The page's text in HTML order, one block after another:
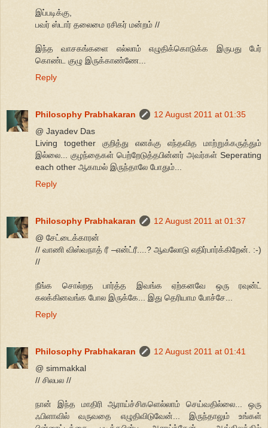
இப்படிக்கு,
பவர் ஸ்டார் தலைமை ரசிகர் மன்றம் //
இந்த வாசகங்களை எல்லாம் எழுதிக்கொடுக்க இருபது பேர்
கொண்ட குழு இருக்காண்ணே...
Reply
Philosophy Prabhakaran
12 August 2011 at 01:35
@ Jayadev Das
Living together குறித்து எனக்கு எந்தவித மாற்றுக்கருத்தும்
இல்லை... குழந்தைகள் பெற்றேடுத்தபின்னர் அவர்கள் Seperating
each other ஆகாமல் இருந்தாலே போதும்...
Reply
Philosophy Prabhakaran
12 August 2011 at 01:37
@ சேட்டைக்காரன்
// வாணி விஸ்வநாத் ரீ –என்ட்ரீ....? ஆவலோடு எதிர்பார்க்கிறேன். :-)
//
நீங்க சொல்றத பார்த்த இவங்க ஏற்கனவே ஒரு ரவுன்ட்
கலக்கினவங்க போல இருக்கே... இது தெரியாம போச்சே...
Reply
Philosophy Prabhakaran
12 August 2011 at 01:41
@ simmakkal
// சிலபல //
நான் இந்த மாதிரி ஆராய்ச்சிகளெல்லாம் செய்வதில்லை... ஒரு
ஃபிளாவில் வருவதை எழுதிவிடுவேன்... இருந்தாலும் உங்கள்